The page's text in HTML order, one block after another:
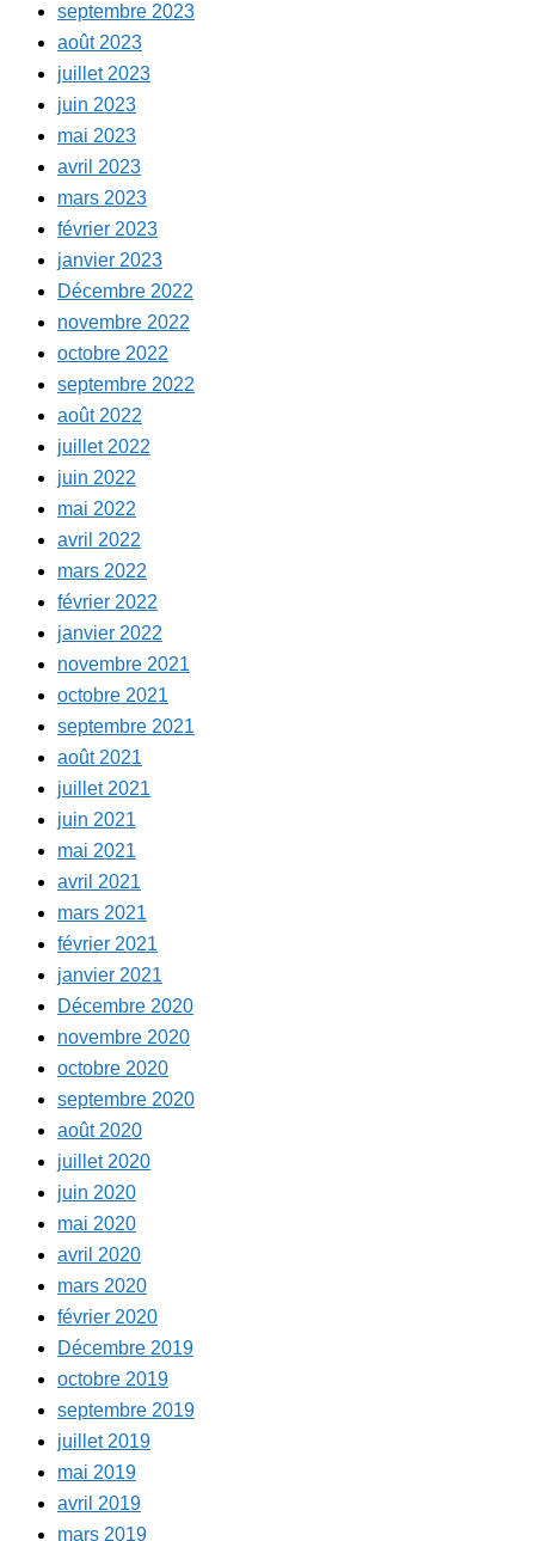
septembre 2023
août 2023
juillet 2023
juin 2023
mai 2023
avril 2023
mars 2023
février 2023
janvier 2023
Décembre 2022
novembre 2022
octobre 2022
septembre 2022
août 2022
juillet 2022
juin 2022
mai 2022
avril 2022
mars 2022
février 2022
janvier 2022
novembre 2021
octobre 2021
septembre 2021
août 2021
juillet 2021
juin 2021
mai 2021
avril 2021
mars 2021
février 2021
janvier 2021
Décembre 2020
novembre 2020
octobre 2020
septembre 2020
août 2020
juillet 2020
juin 2020
mai 2020
avril 2020
mars 2020
février 2020
Décembre 2019
octobre 2019
septembre 2019
juillet 2019
mai 2019
avril 2019
mars 2019